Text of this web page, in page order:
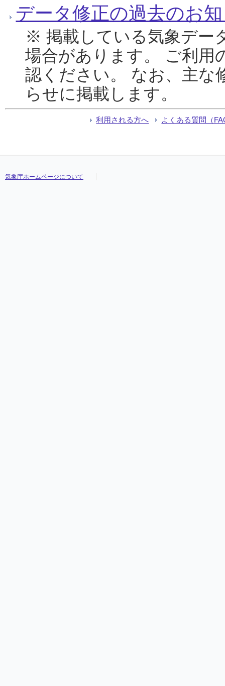
データ修正の過去のお
※ 掲載している気象デー
場合があります。 ご利用
認ください。 なお、主な
らせに掲載します。
利用される方へ よくある質問（
気象庁ホームページについて